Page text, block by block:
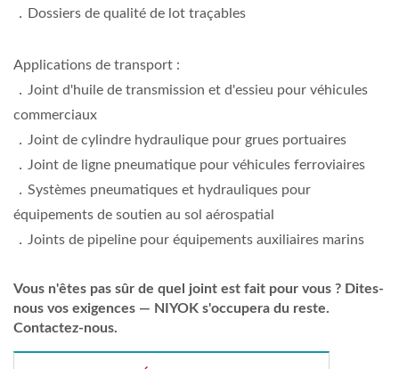
．Dossiers de qualité de lot traçables
Applications de transport :
．Joint d'huile de transmission et d'essieu pour véhicules
commerciaux
．Joint de cylindre hydraulique pour grues portuaires
．Joint de ligne pneumatique pour véhicules ferroviaires
．Systèmes pneumatiques et hydrauliques pour
équipements de soutien au sol aérospatial
．Joints de pipeline pour équipements auxiliaires marins
Vous n'êtes pas sûr de quel joint est fait pour vous ? Dites-
nous vos exigences — NIYOK s'occupera du reste.
Contactez-nous.